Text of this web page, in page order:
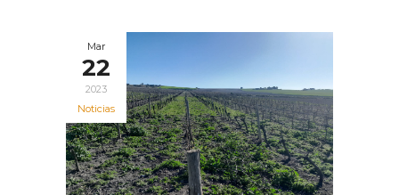
Mar
22
2023
Noticias